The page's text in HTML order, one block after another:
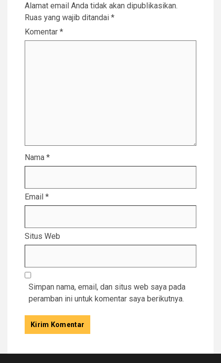
Alamat email Anda tidak akan dipublikasikan.
Ruas yang wajib ditandai *
Komentar *
Nama *
Email *
Situs Web
Simpan nama, email, dan situs web saya pada
peramban ini untuk komentar saya berikutnya.